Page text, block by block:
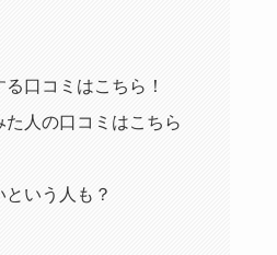
口コミはこちら！
人の口コミはこちら
いう人も？